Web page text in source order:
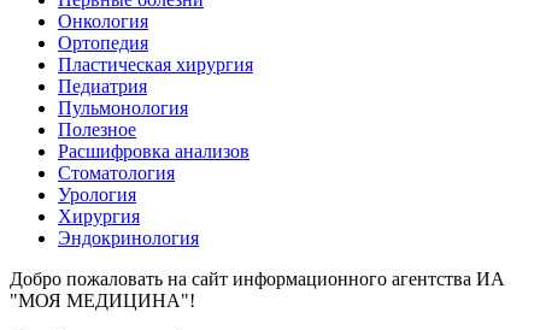
Онкология
Ортопедия
Пластическая хирургия
Педиатрия
Пульмонология
Полезное
Расшифровка анализов
Стоматология
Урология
Хирургия
Эндокринология
Добро пожаловать на сайт информационного агентства ИА
"МОЯ МЕДИЦИНА"!